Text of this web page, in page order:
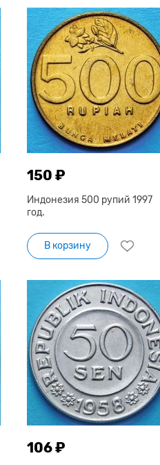
150 ₽
Индонезия 500 рупий 1997
год.
В корзину
106 ₽